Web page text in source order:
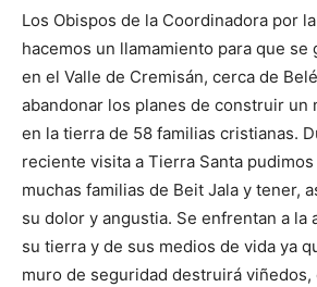
Los Obispos de la Coordinadora por
hacemos un llamamiento para que se
en el Valle de Cremisán, cerca de
abandonar los planes de construir un
en la tierra de 58 familias cristianas.
reciente visita a Tierra Santa
muchas familias de Beit Jala y tener,
su dolor y angustia. Se enfrentan a la
su tierra y de sus medios de vida ya
muro de seguridad destruirá